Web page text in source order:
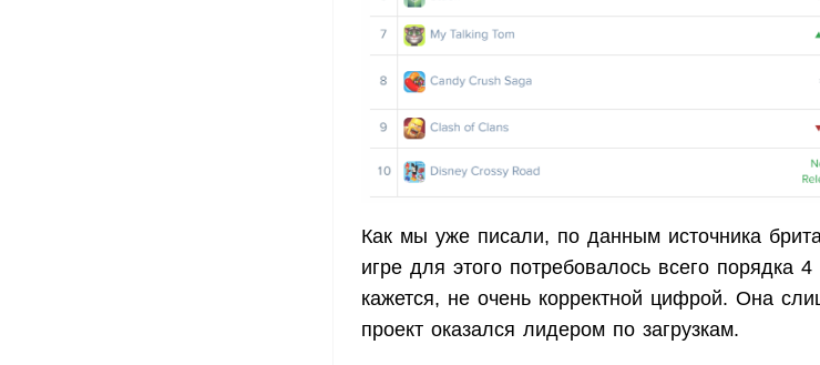
Как мы уже писали, по данным источника
игре для этого потребовалось всего порядка
кажется, не очень корректной цифрой. Она
проект оказался лидером по загрузкам.